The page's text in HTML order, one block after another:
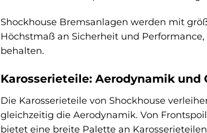
Shockhouse Bremsanlagen werden mit
Höchstmaß an Sicherheit und
behalten.
Karosserieteile: Aerodynamik und
Die Karosserieteile von Shockhouse
gleichzeitig die Aerodynamik. Von
bietet eine breite Palette an